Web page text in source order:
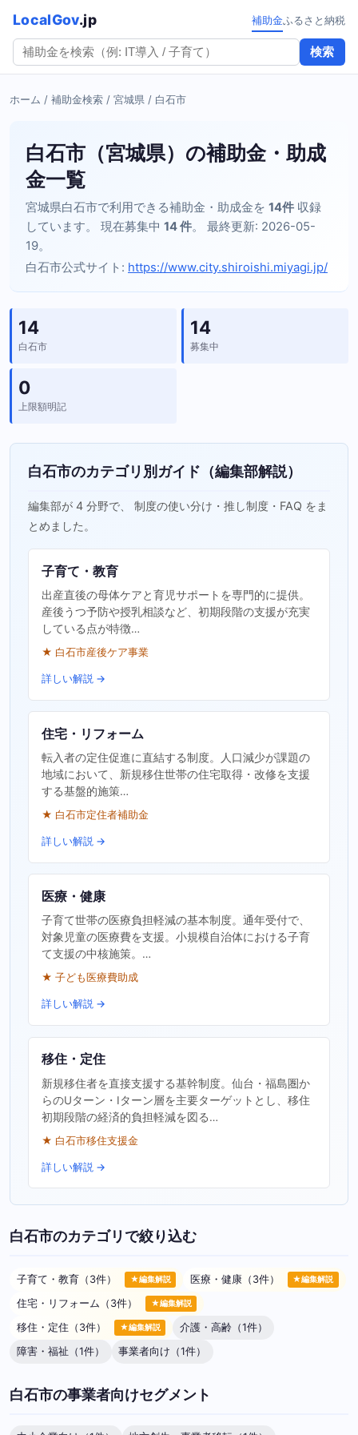
LocalGov.jp
検索
補助金ふるさと納税
ホーム / 補助金検索 / 宮城県 / 白石市
白石市（宮城県）の補助金・助成
金一覧
宮城県白石市で利用できる補助金・助成金を 14件 収録
しています。 現在募集中 14 件。 最終更新: 2026-05-
19。
白石市公式サイト: https://www.city.shiroishi.miyagi.jp/
14
白石市
14
募集中
0
上限額明記
白石市のカテゴリ別ガイド（編集部解説）
編集部が 4 分野で、 制度の使い分け・推し制度・FAQ をま
とめました。
子育て・教育
出産直後の母体ケアと育児サポートを専門的に提供。
産後うつ予防や授乳相談など、初期段階の支援が充実
している点が特徴…
★ 白石市産後ケア事業
詳しい解説 →
住宅・リフォーム
転入者の定住促進に直結する制度。人口減少が課題の
地域において、新規移住世帯の住宅取得・改修を支援
する基盤的施策…
★ 白石市定住者補助金
詳しい解説 →
医療・健康
子育て世帯の医療負担軽減の基本制度。通年受付で、
対象児童の医療費を支援。小規模自治体における子育
て支援の中核施策。…
★ 子ども医療費助成
詳しい解説 →
移住・定住
新規移住者を直接支援する基幹制度。仙台・福島圏か
らのUターン・Iターン層を主要ターゲットとし、移住
初期段階の経済的負担軽減を図る…
★ 白石市移住支援金
詳しい解説 →
白石市のカテゴリで絞り込む
子育て・教育（3件） ★編集解説 医療・健康（3件） ★編集解説
住宅・リフォーム（3件） ★編集解説
移住・定住（3件） ★編集解説
介護・高齢（1件）
障害・福祉（1件）
事業者向け（1件）
白石市の事業者向けセグメント